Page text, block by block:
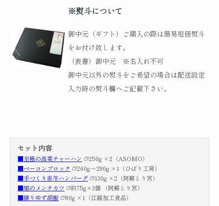
※熨斗について
御中元（ギフト）ご購入の際は簡易短冊熨斗
をお付け致します。
（表書）御中元 ※名入れ不可
御中元以外の熨斗をご希望の場合は配送設定
入力時の熨斗欄へご記載下さい。
セット内容
■至極の高菜チャーハン
250g ×2（ASOMO）
■ベーコンブロック
260g～290g ×1（ひばり工房）
■手づくり赤牛ハンバーグ
130g ×2（阿蘇とり宮）
■畑のメンチカツ
約75g×3個 （阿蘇とり宮）
■練りゆず胡椒
80g ×1（江藤加工食品）